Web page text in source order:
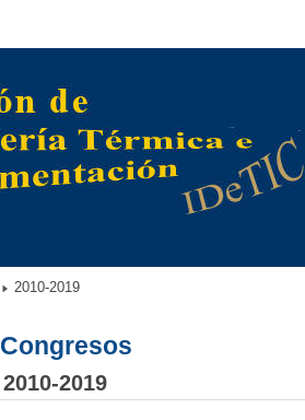
2010-2019
Congresos
2010-2019